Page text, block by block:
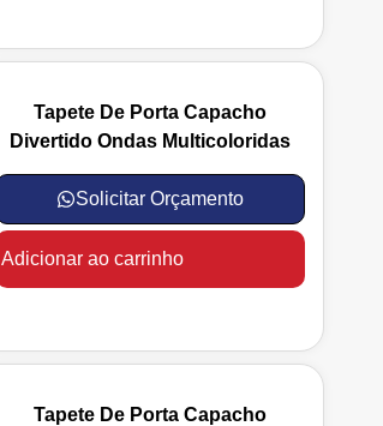
Tapete De Porta Capacho
Divertido Ondas Multicoloridas
Solicitar Orçamento
Adicionar ao carrinho
Tapete De Porta Capacho